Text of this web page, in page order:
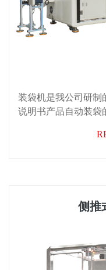
装袋机是我公司研制
说明书产品自动装袋
品，电子，化妆品
侧推